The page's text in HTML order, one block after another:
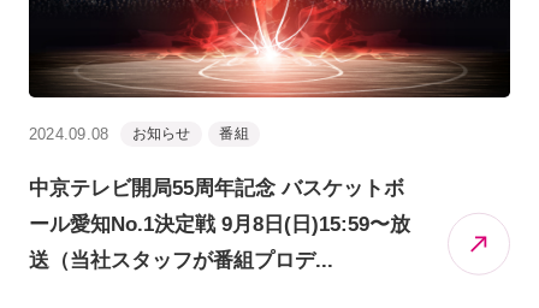
2024.09.08 お知らせ 番組
中京テレビ開局55周年記念 バスケットボ
ール愛知No.1決定戦 9月8日(日)15:59〜放
送（当社スタッフが番組プロデ...